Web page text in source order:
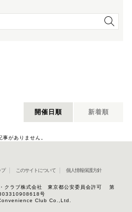
開催日順 新着順
事がありません。
プ このサイトについて 個人情報保護方針
・クラブ株式会社 東京都公安委員会許可 第
号
Club Co.,Ltd.